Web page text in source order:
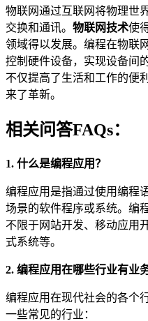
物联网通过互联网将物理世
交换和通讯。 物联网技术使
领域得以发展。编程在物联
控制硬件设备，实现设备间
不仅提高了生活和工作的便
来了革新。
相关问答FAQs：
1. 什么是编程应用？
编程应用是指通过使用编程
场景的软件程序或系统。编
不限于网站开发、移动应用
式系统等。
2. 编程应用在哪些行业有业
编程应用在现代社会的各个
一些常见的行业：